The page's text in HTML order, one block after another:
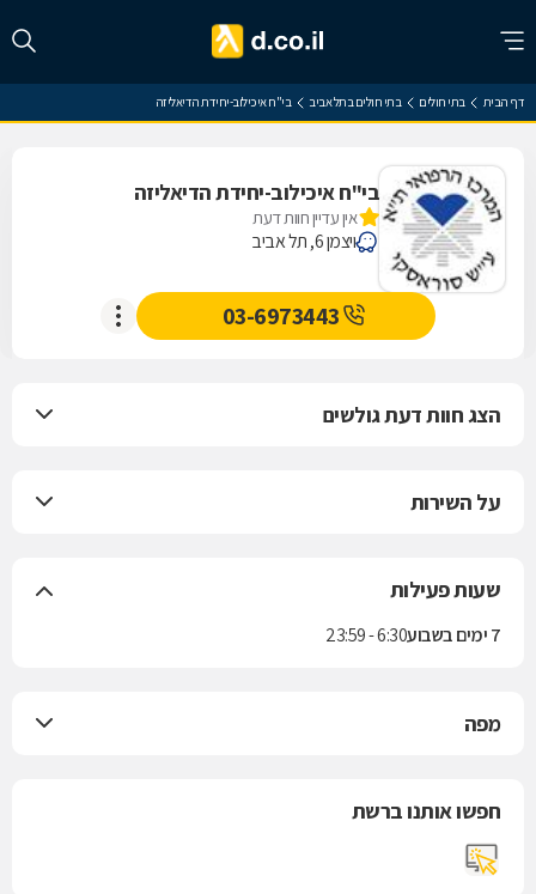
דף הבית בתי חולים בתי חולים בתל אביב בי"ח איכילוב-יחידת הדיאליזה
בי"ח איכילוב-יחידת הדיאליזה
אין עדיין חוות דעת
ויצמן 6, תל אביב
03-6973443
הצג חוות דעת גולשים
על השירות
שעות פעילות
7 ימים בשבוע 6:30 - 23:59
מפה
חפשו אותנו ברשת